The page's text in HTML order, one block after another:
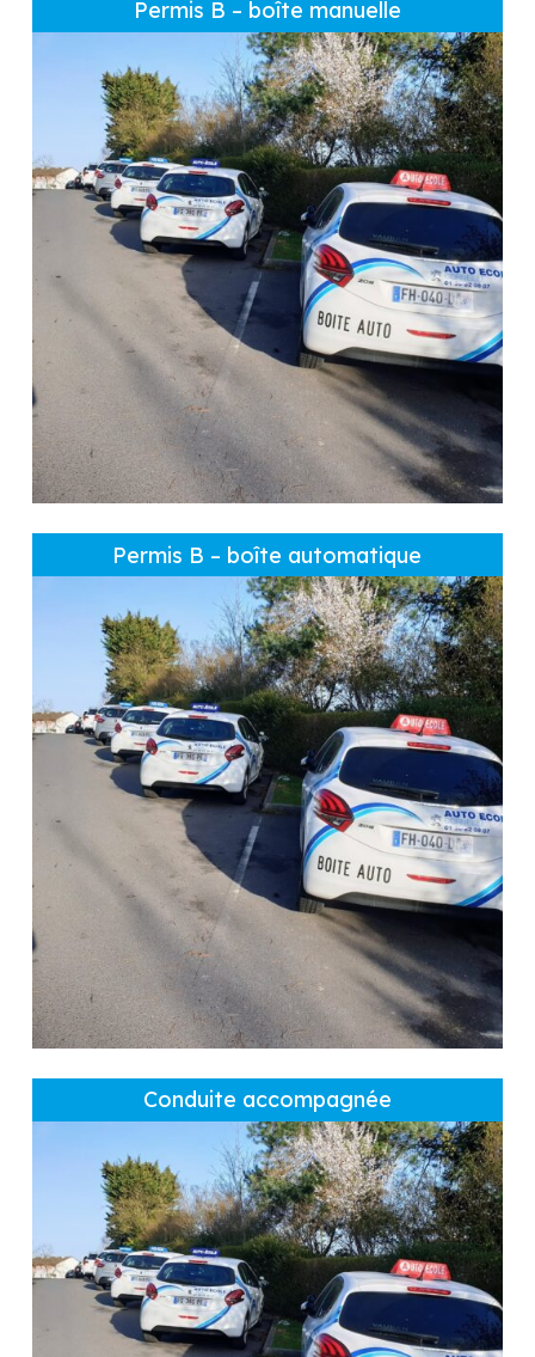
Permis B – boîte manuelle
Permis B – boîte automatique
Conduite accompagnée